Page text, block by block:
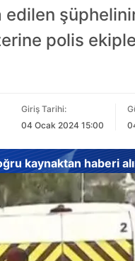
edilen
polis
Giriş Tarihi:
04 Ocak 2024 15:00
kaynaktan haberi